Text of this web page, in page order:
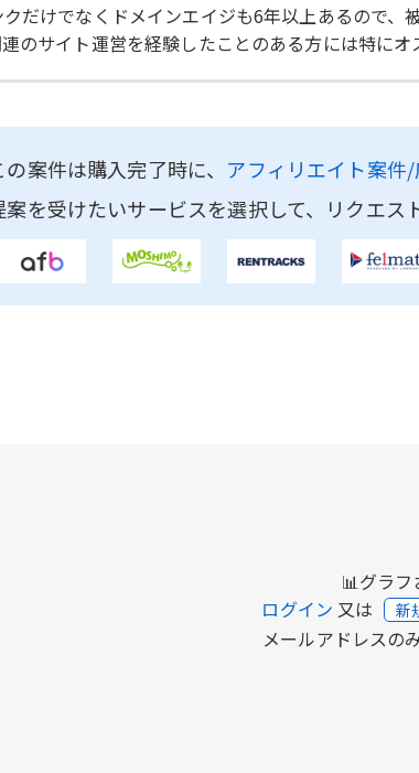
だけでなくドメインエイジも6年以上あるので
のサイト運営を経験したことのある方には特にオ
の案件は購入完了時に、 アフィリエイト案件
案を受けたいサービスを選択して、リクエス
📊グラ
ログイン 又は 新
メールアドレスの